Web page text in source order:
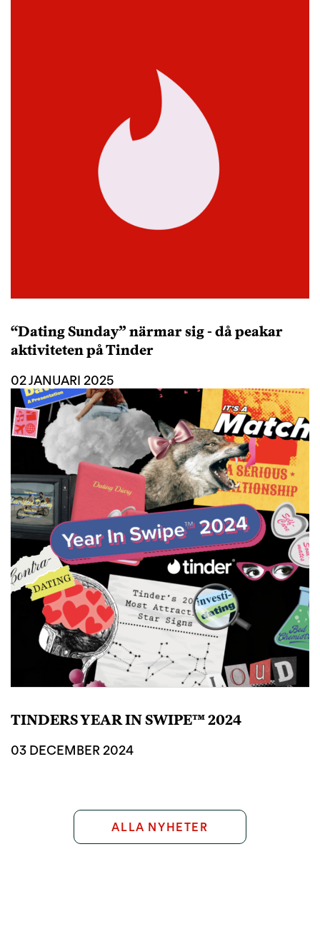
“Dating Sunday” närmar sig - då peakar
aktiviteten på Tinder
02 JANUARI 2025
TINDERS YEAR IN SWIPE™ 2024
03 DECEMBER 2024
ALLA NYHETER